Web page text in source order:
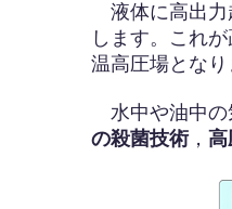
液体に高出力
します。これ
温高圧場となり
水中や油中の
の殺菌技術， 高